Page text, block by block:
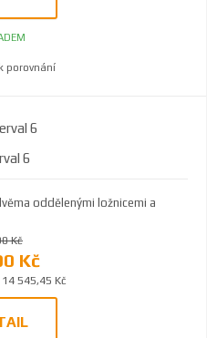
porovnání
6
oddělenými ložnicemi a
Kč
Kč
545,45 Kč